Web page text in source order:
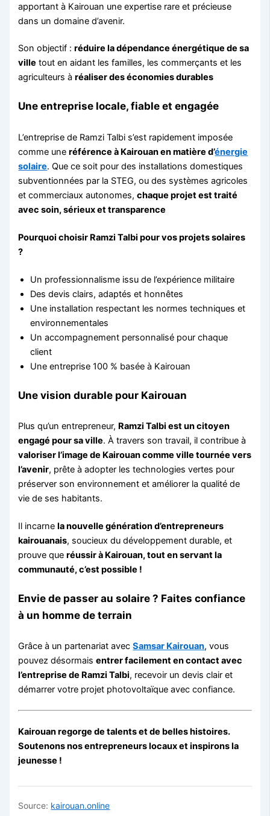
apportant à Kairouan une expertise rare et précieuse
dans un domaine d’avenir.
Son objectif :réduire la dépendance énergétique de sa
ville tout en aidant les familles, les commerçants et les
agriculteurs àréaliser des économies durables
Une entreprise locale, fiable et engagée
L’entreprise de Ramzi Talbi s’est rapidement imposée
comme uneréférence à Kairouan en matière d’énergie
solaire. Que ce soit pour des installations domestiques
subventionnées par la STEG, ou des systèmes agricoles
et commerciaux autonomes,chaque projet est traité
avec soin, sérieux et transparence
Pourquoi choisir Ramzi Talbi pour vos projets solaires
?
Un professionnalisme issu de l’expérience militaire
Des devis clairs, adaptés et honnêtes
Une installation respectant les normes techniques et
environnementales
Un accompagnement personnalisé pour chaque
client
Une entreprise 100 % basée à Kairouan
Une vision durable pour Kairouan
Plus qu’un entrepreneur, Ramzi Talbi est un citoyen
engagé pour sa ville. À travers son travail, il contribue à
valoriser l’image de Kairouan comme ville tournée vers
l’avenir, prête à adopter les technologies vertes pour
préserver son environnement et améliorer la qualité de
vie de ses habitants.
Il incarnela nouvelle génération d’entrepreneurs
kairouanais, soucieux du développement durable, et
prouve queréussir à Kairouan, tout en servant la
communauté, c’est possible !
Envie de passer au solaire ? Faites confiance
à un homme de terrain
Grâce à un partenariat avecSamsar Kairouan, vous
pouvez désormaisentrer facilement en contact avec
l’entreprise de Ramzi Talbi, recevoir un devis clair et
démarrer votre projet photovoltaïque avec confiance.
Kairouan regorge de talents et de belles histoires.
Soutenons nos entrepreneurs locaux et inspirons la
jeunesse !
Source: kairouan.online